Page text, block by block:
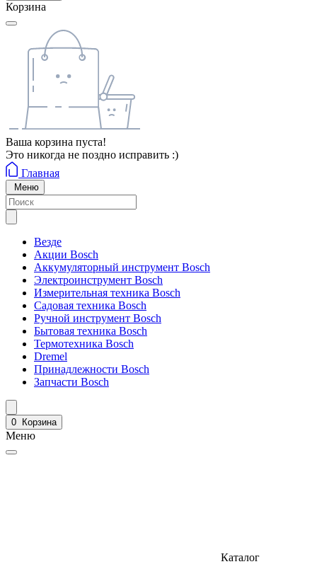
Корзина
Ваша корзина пуста!
Это никогда не поздно исправить :)
Главная
Меню
Везде
Акции Bosch
Аккумуляторный инструмент Bosch
Электроинструмент Bosch
Измерительная техника Bosch
Садовая техника Bosch
Ручной инструмент Bosch
Бытовая техника Bosch
Термотехника Bosch
Dremel
Принадлежности Bosch
Запчасти Bosch
0 Корзина
Меню
Каталог